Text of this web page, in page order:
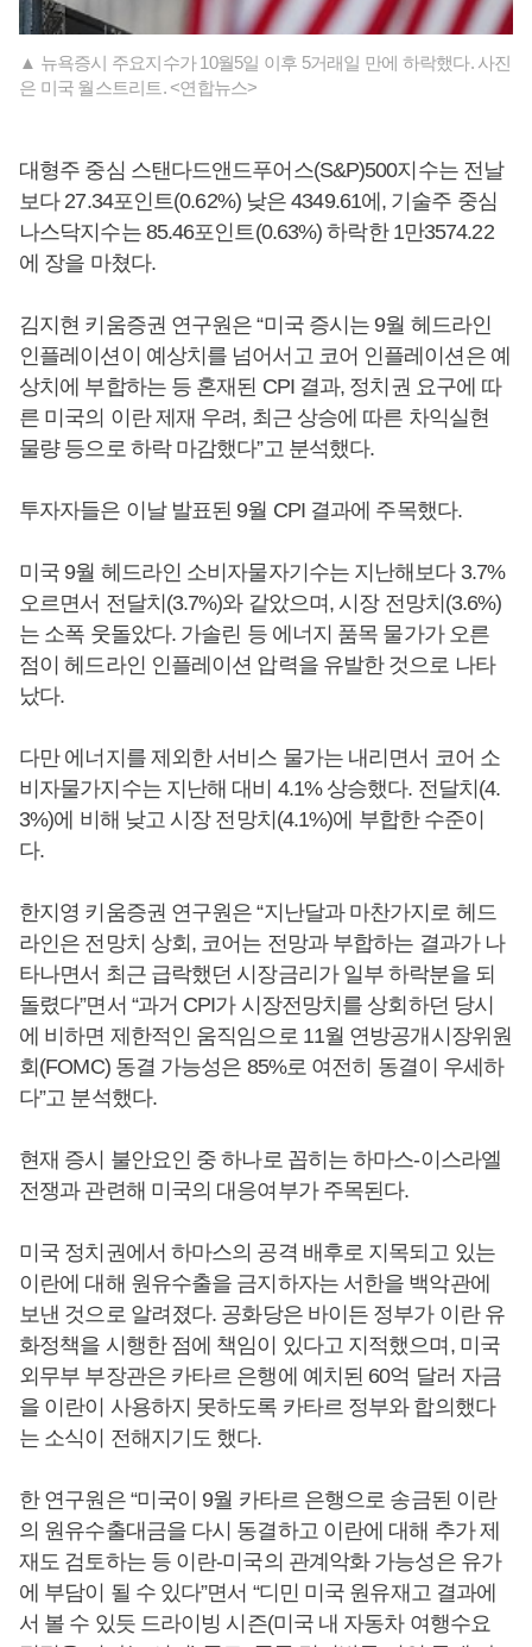
▲ 뉴욕증시 주요지수가 10월5일 이후 5거래일 만에 하락했다. 사진
은 미국 월스트리트. <연합뉴스>
대형주 중심 스탠다드앤드푸어스(S&P)500지수는 전날
보다 27.34포인트(0.62%) 낮은 4349.61에, 기술주 중심
나스닥지수는 85.46포인트(0.63%) 하락한 1만3574.22
에 장을 마쳤다.
김지현 키움증권 연구원은 “미국 증시는 9월 헤드라인
인플레이션이 예상치를 넘어서고 코어 인플레이션은 예
상치에 부합하는 등 혼재된 CPI 결과, 정치권 요구에 따
른 미국의 이란 제재 우려, 최근 상승에 따른 차익실현
물량 등으로 하락 마감했다”고 분석했다.
투자자들은 이날 발표된 9월 CPI 결과에 주목했다.
미국 9월 헤드라인 소비자물자기수는 지난해보다 3.7%
오르면서 전달치(3.7%)와 같았으며, 시장 전망치(3.6%)
는 소폭 웃돌았다. 가솔린 등 에너지 품목 물가가 오른
점이 헤드라인 인플레이션 압력을 유발한 것으로 나타
났다.
다만 에너지를 제외한 서비스 물가는 내리면서 코어 소
비자물가지수는 지난해 대비 4.1% 상승했다. 전달치(4.
3%)에 비해 낮고 시장 전망치(4.1%)에 부합한 수준이
다.
한지영 키움증권 연구원은 “지난달과 마찬가지로 헤드
라인은 전망치 상회, 코어는 전망과 부합하는 결과가 나
타나면서 최근 급락했던 시장금리가 일부 하락분을 되
돌렸다”면서 “과거 CPI가 시장전망치를 상회하던 당시
에 비하면 제한적인 움직임으로 11월 연방공개시장위원
회(FOMC) 동결 가능성은 85%로 여전히 동결이 우세하
다”고 분석했다.
현재 증시 불안요인 중 하나로 꼽히는 하마스-이스라엘
전쟁과 관련해 미국의 대응여부가 주목된다.
미국 정치권에서 하마스의 공격 배후로 지목되고 있는
이란에 대해 원유수출을 금지하자는 서한을 백악관에
보낸 것으로 알려졌다. 공화당은 바이든 정부가 이란 유
화정책을 시행한 점에 책임이 있다고 지적했으며, 미국
외무부 부장관은 카타르 은행에 예치된 60억 달러 자금
을 이란이 사용하지 못하도록 카타르 정부와 합의했다
는 소식이 전해지기도 했다.
한 연구원은 “미국이 9월 카타르 은행으로 송금된 이란
의 원유수출대금을 다시 동결하고 이란에 대해 추가 제
재도 검토하는 등 이란-미국의 관계악화 가능성은 유가
에 부담이 될 수 있다”면서 “디민 미국 원유재고 결과에
서 볼 수 있듯 드라이빙 시즌(미국 내 자동차 여행수요